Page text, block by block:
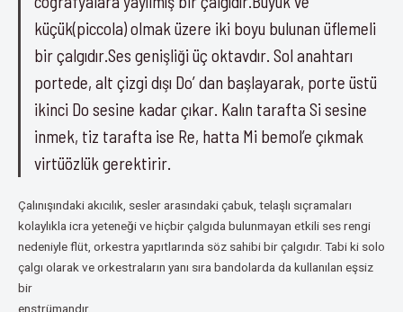
küçük(piccola) olmak üzere iki boyu bulunan üflemeli
bir çalgıdır.Ses genişliği üç oktavdır. Sol anahtarı
portede, alt çizgi dışı Do’ dan başlayarak, porte üstü
ikinci Do sesine kadar çıkar. Kalın tarafta Si sesine
inmek, tiz tarafta ise Re, hatta Mi bemol’e çıkmak
virtüözlük gerektirir.
Çalınışındaki akıcılık, sesler arasındaki çabuk, telaşlı sıçramaları
kolaylıkla icra yeteneği ve hiçbir çalgıda bulunmayan etkili ses rengi
nedeniyle flüt, orkestra yapıtlarında söz sahibi bir çalgıdır. Tabi ki solo
çalgı olarak ve orkestraların yanı sıra bandolarda da kullanılan eşsiz
bir
enstrümandır.